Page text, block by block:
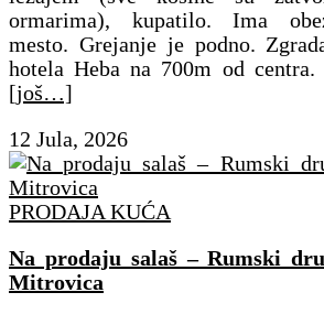
ormarima), kupatilo. Ima
mesto. Grejanje je podno.
hotela Heba na 700m od centra.
[još…]
12 Jula, 2026
PRODAJA KUĆA
Na prodaju salaš – Rumski
Mitrovica